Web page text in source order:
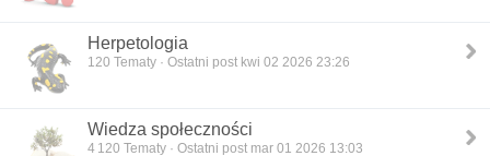
Herpetologia
120 Tematy · Ostatni post kwi 02 2026 23:26
Wiedza społeczności
4 120 Tematy · Ostatni post mar 01 2026 13:03